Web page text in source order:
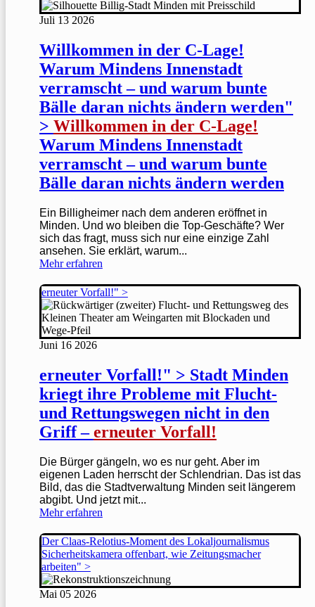
Juli 13 2026
Willkommen in der C-Lage!
Warum Mindens Innenstadt
verramscht – und warum bunte
Bälle daran nichts ändern werden"
> Willkommen in der C-Lage!
Warum Mindens Innenstadt
verramscht – und warum bunte
Bälle daran nichts ändern werden
Ein Billigheimer nach dem anderen eröffnet in
Minden. Und wo bleiben die Top-Geschäfte? Wer
sich das fragt, muss sich nur eine einzige Zahl
ansehen. Sie erklärt, warum...
Mehr erfahren
erneuter Vorfall!" >
Juni 16 2026
erneuter Vorfall!" > Stadt Minden
kriegt ihre Probleme mit Flucht-
und Rettungswegen nicht in den
Griff –erneuter Vorfall!
Die Bürger gängeln, wo es nur geht. Aber im
eigenen Laden herrscht der Schlendrian. Das ist das
Bild, das die Stadtverwaltung Minden seit längerem
abgibt. Und jetzt mit...
Mehr erfahren
Der Claas-Relotius-Moment des Lokaljournalismus
Sicherheitskamera offenbart, wie Zeitungsmacher
arbeiten" >
Mai 05 2026